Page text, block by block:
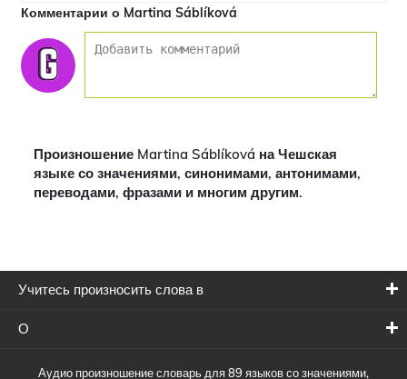
Комментарии о Martina Sáblíková
Произношение Martina Sáblíková на Чешская
языке со значениями, синонимами, антонимами,
переводами, фразами и многим другим.
Учитесь произносить слова в
О
Аудио произношение словарь для 89 языков со значениями,